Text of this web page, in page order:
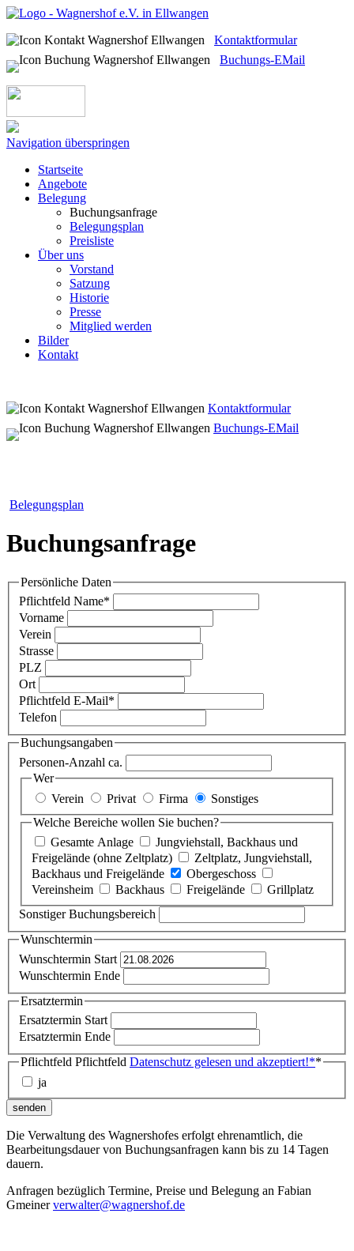
Kontaktformular
Buchungs-EMail
Navigation überspringen
Startseite
Angebote
Belegung
Buchungsanfrage
Belegungsplan
Preisliste
Über uns
Vorstand
Satzung
Historie
Presse
Mitglied werden
Bilder
Kontakt
Kontaktformular
Buchungs-EMail
Belegungsplan
Buchungsanfrage
Persönliche Daten
Pflichtfeld Name*
Vorname
Verein
Strasse
PLZ
Ort
Pflichtfeld E-Mail*
Telefon
Buchungsangaben
Personen-Anzahl ca.
Wer
Verein
Privat Firma
Sonstiges
Welche Bereiche wollen Sie buchen?
Gesamte Anlage
Jungviehstall, Backhaus und
Freigelände (ohne Zeltplatz)
Zeltplatz, Jungviehstall,
Backhaus und Freigelände
Obergeschoss
Vereinsheim
Backhaus Freigelände
Grillplatz
Sonstiger Buchungsbereich
Wunschtermin
Wunschtermin Start
Wunschtermin Ende
Ersatztermin
Ersatztermin Start
Ersatztermin Ende
Pflichtfeld Pflichtfeld Datenschutz gelesen und akzeptiert!**
ja
senden
Die Verwaltung des Wagnershofes erfolgt ehrenamtlich, die
Bearbeitungsdauer von Buchungsanfragen kann bis zu 14 Tagen
dauern.
Anfragen bezüglich Termine, Preise und Belegung an Fabian
Gmeinerverwalter@wagnershof.de